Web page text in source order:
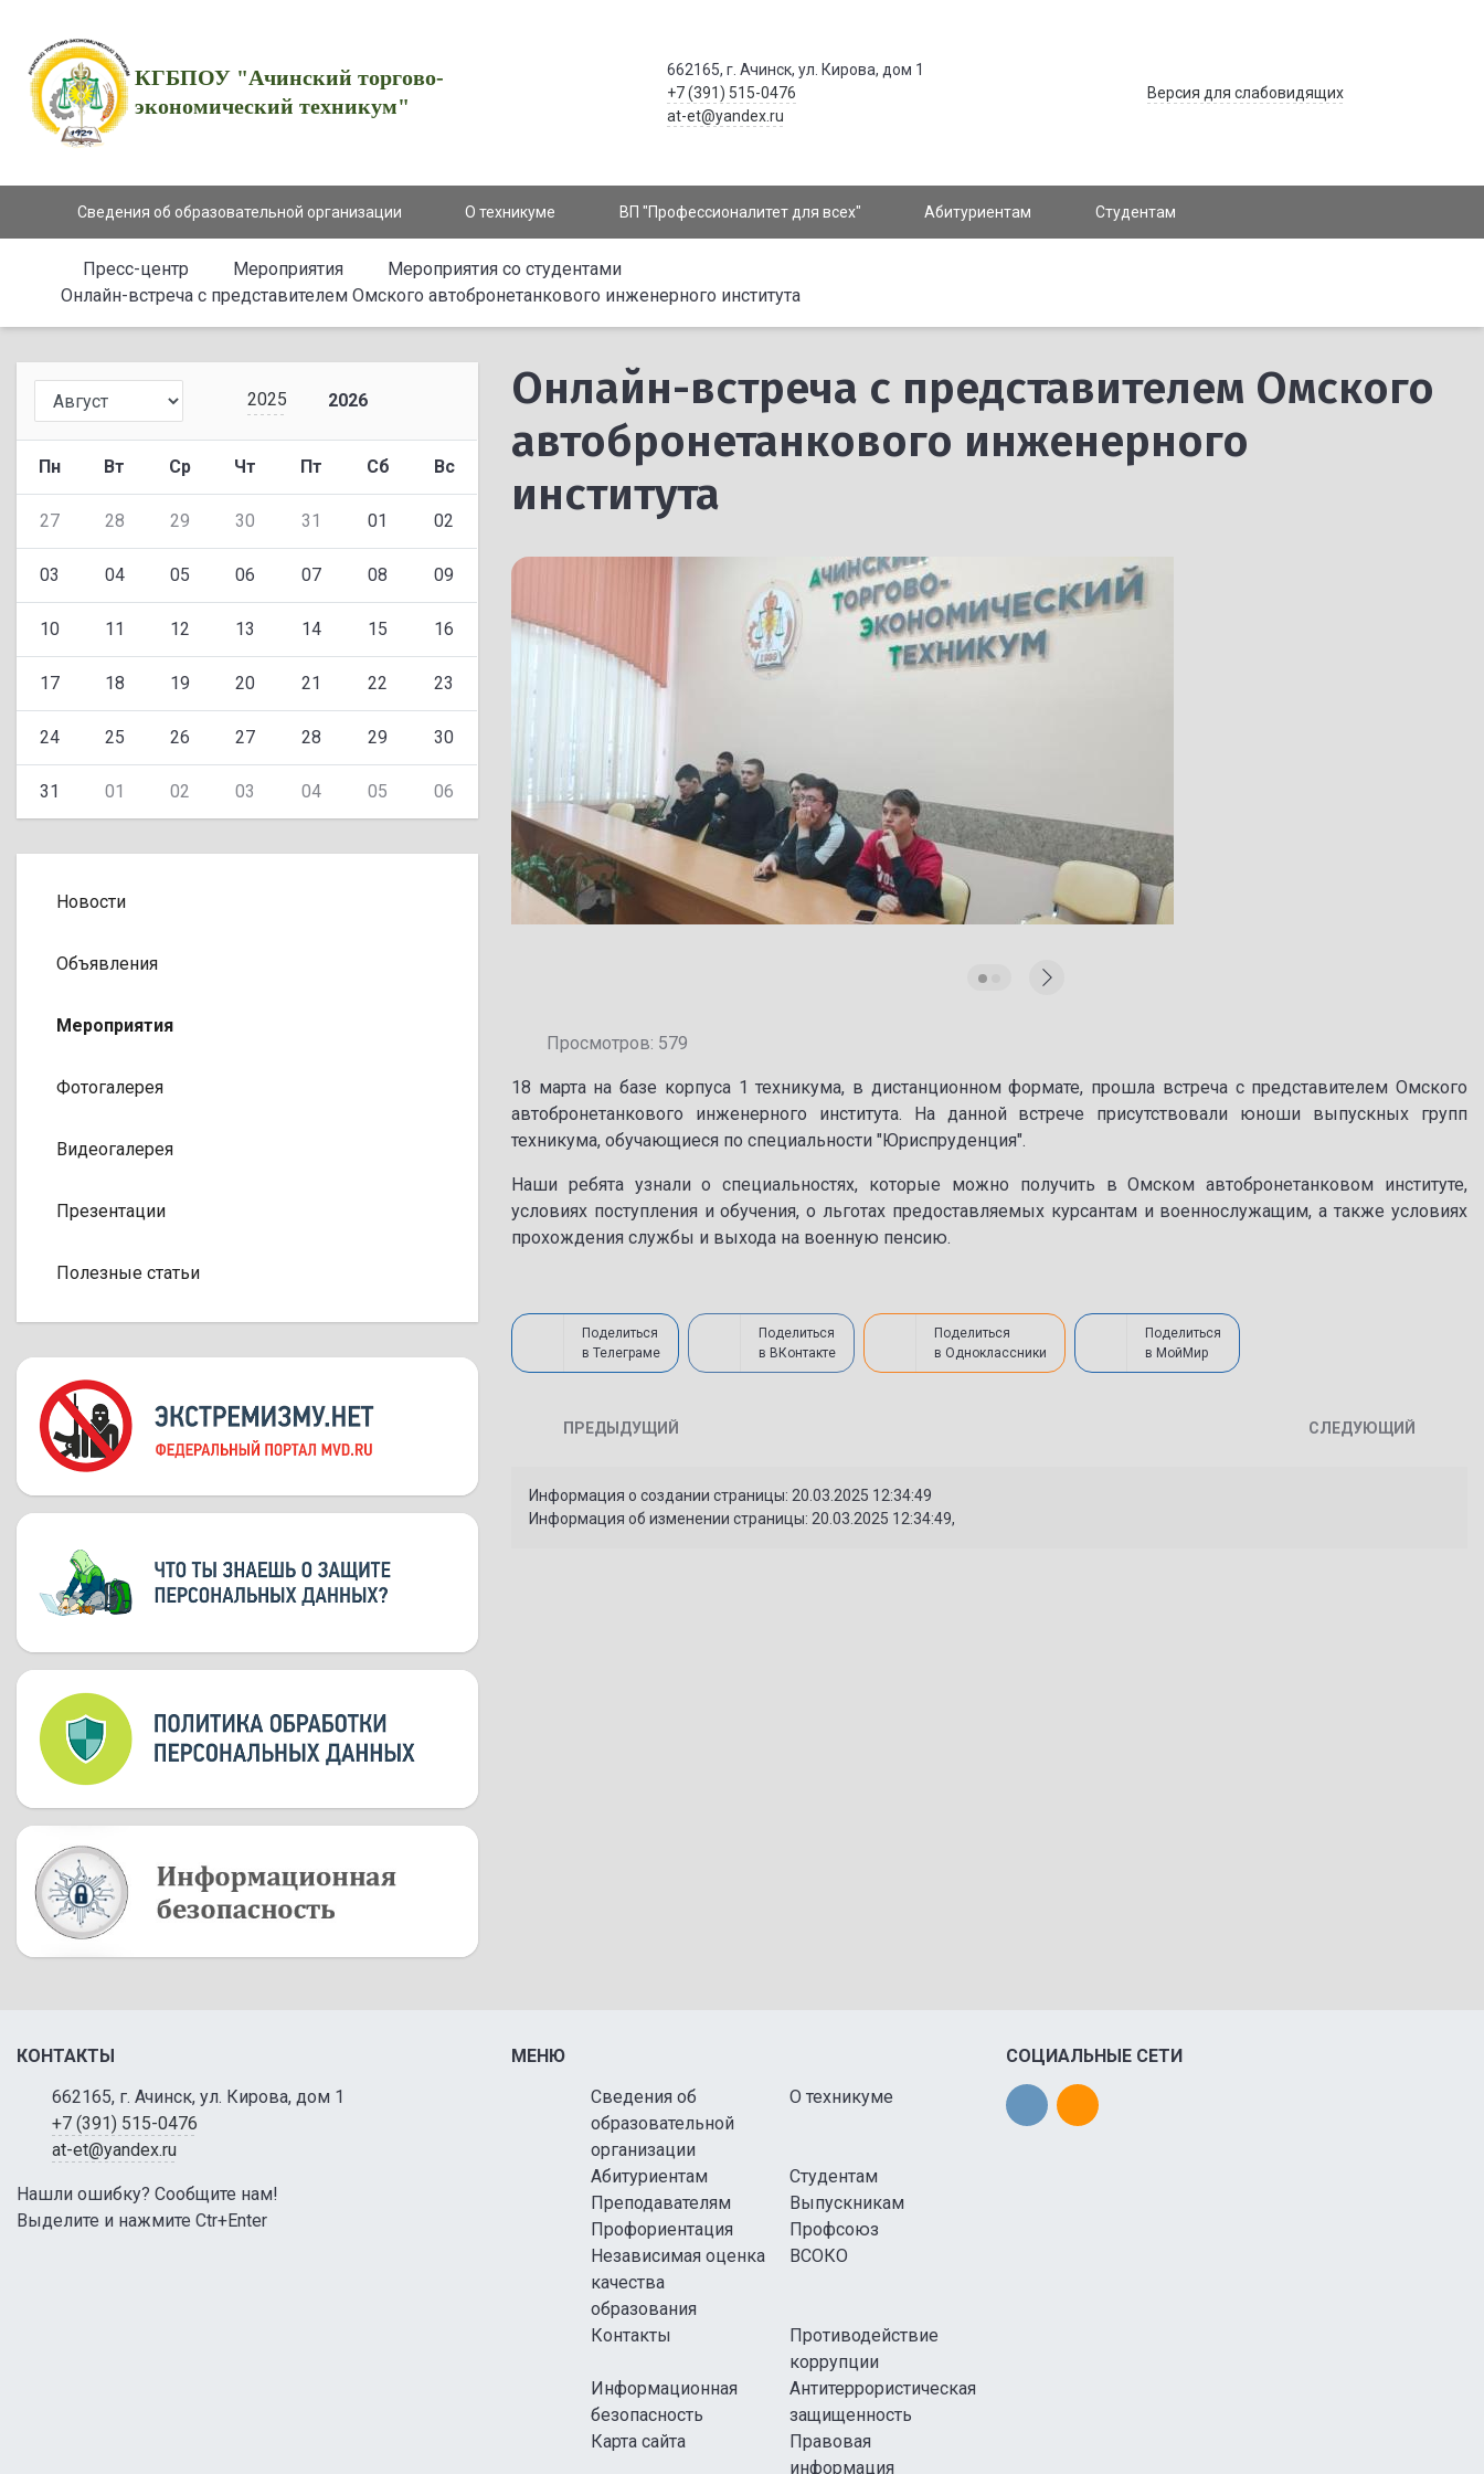
КГБПОУ "Ачинский торгово-
экономический техникум"
662165, г. Ачинск, ул. Кирова, дом 1
+7 (391) 515-0476
at-et@yandex.ru
Версия для слабовидящих
Сведения об образовательной организации О техникуме ВП "Профессионалитет для всех" Абитуриентам Студентам
Пресс-центр Мероприятия
Мероприятия со студентами
Онлайн-встреча с представителем Омского автобронетанкового инженерного института
2025 2026
Пн Вт Ср Чт Пт Сб Вс
27 28 29 30 31 01 02
03 04 05 06 07 08 09
10 11 12 13 14 15 16
17 18 19 20 21 22 23
24 25 26 27 28 29 30
31 01 02 03 04 05 06
Новости
Объявления
Мероприятия
Фотогалерея
Видеогалерея
Презентации
Полезные статьи
Онлайн-встреча с представителем Омского
автобронетанкового инженерного
института
Просмотров: 579
18 марта на базе корпуса 1 техникума, в дистанционном формате, прошла встреча с представителем Омского
автобронетанкового инженерного института. На данной встрече присутствовали юноши выпускных групп
техникума, обучающиеся по специальности "Юриспруденция".
Наши ребята узнали о специальностях, которые можно получить в Омском автобронетанковом институте,
условиях поступления и обучения, о льготах предоставляемых курсантам и военнослужащим, а также условиях
прохождения службы и выхода на военную пенсию.
Поделиться
в Телеграме
Поделиться
в ВКонтакте
Поделиться
в Одноклассники
Поделиться
в МойМир
ПРЕДЫДУЩИЙ СЛЕДУЮЩИЙ
Информация о создании страницы: 20.03.2025 12:34:49
Информация об изменении страницы: 20.03.2025 12:34:49,
КОНТАКТЫ
662165, г. Ачинск, ул. Кирова, дом 1
+7 (391) 515-0476
at-et@yandex.ru
Нашли ошибку? Сообщите нам!
Выделите и нажмите Ctr+Enter
МЕНЮ
Сведения об
образовательной
организации
О техникуме
Абитуриентам
Студентам
Преподавателям
Выпускникам
Профориентация
Профсоюз
Независимая оценка
качества
образования
ВСОКО
Контакты
Противодействие
коррупции
Информационная
безопасность
Антитеррористическая
защищенность
Карта сайта
Правовая
информация
СОЦИАЛЬНЫЕ СЕТИ